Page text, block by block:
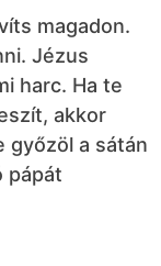
magadon.
Jézus
harc. Ha te
akkor
győzöl a sátán
pápát